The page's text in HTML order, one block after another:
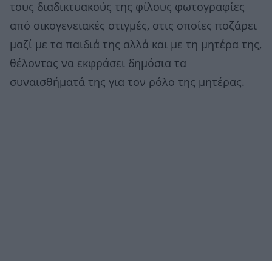
τους διαδικτυακούς της φίλους φωτογραφίες
από οικογενειακές στιγμές, στις οποίες ποζάρει
μαζί με τα παιδιά της αλλά και με τη μητέρα της,
θέλοντας να εκφράσει δημόσια τα
συναισθήματά της για τον ρόλο της μητέρας.